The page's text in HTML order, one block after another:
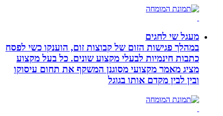
מעגל שי לחגים
במהלך פגישות הזום של קבוצות זום, הוענקו כשי לפסח
כתבות חינמיות לבעלי מקצוע שונים. כל בעל מקצוע
מציג מאמר מקצועי מסוגנן המשקף את תחום עיסוקו
ובין לבין מקדם אותו בגוגל